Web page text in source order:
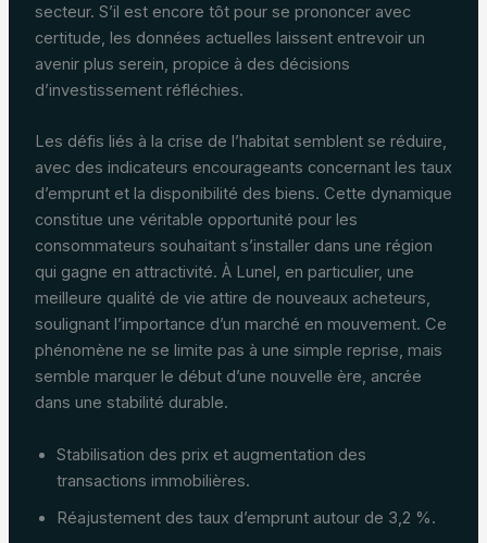
secteur. S’il est encore tôt pour se prononcer avec
certitude, les données actuelles laissent entrevoir un
avenir plus serein, propice à des décisions
d’investissement réfléchies.
Les défis liés à la crise de l’habitat semblent se réduire,
avec des indicateurs encourageants concernant les taux
d’emprunt et la disponibilité des biens. Cette dynamique
constitue une véritable opportunité pour les
consommateurs souhaitant s’installer dans une région
qui gagne en attractivité. À Lunel, en particulier, une
meilleure qualité de vie attire de nouveaux acheteurs,
soulignant l’importance d’un marché en mouvement. Ce
phénomène ne se limite pas à une simple reprise, mais
semble marquer le début d’une nouvelle ère, ancrée
dans une stabilité durable.
Stabilisation des prix et augmentation des
transactions immobilières.
Réajustement des taux d’emprunt autour de 3,2 %.